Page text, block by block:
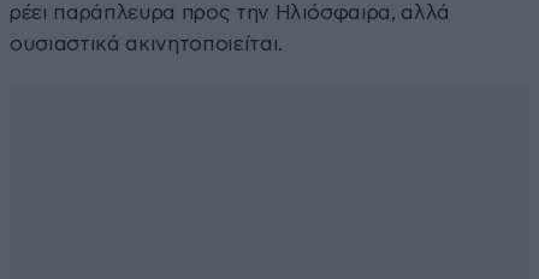
ρέει παράπλευρα προς την Ηλιόσφαιρα, αλλά
ουσιαστικά ακινητοποιείται.